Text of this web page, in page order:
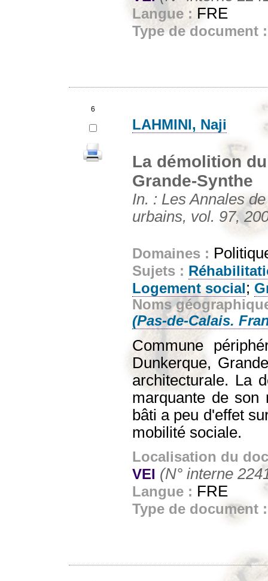
Langue : FRE
Type de document
6
LAHMINI, Naji
La démolition
Grande-Synthe
In. : Les Annales
urbains, vol. 97,
Domaines :
Sujets :
Logement social;
Noms
(Pas-de-Calais.
Commune
Dunkerque,
architecturale. La
marquante de son
bâti a peu d'effet
mobilité sociale.
Localisation du
VEI (N° interne
Langue : FRE
Type de document